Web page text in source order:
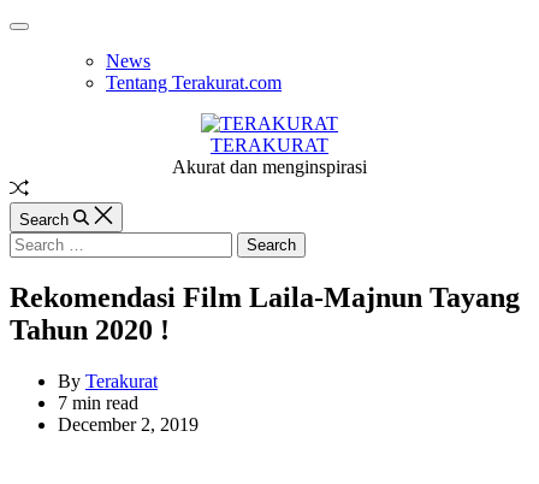
Skip
Off
News
Tentang Terakurat.com
TERAKURAT
Akurat dan menginspirasi
Random
Article
Search
Search
for:
Rekomendasi Film Laila-Majnun Tayang
Tahun 2020 !
By Terakurat
Estimated
read
7 min read
December 2, 2019